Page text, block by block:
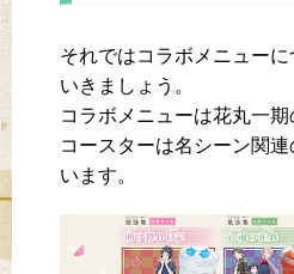
それではコラボメニュー
いきましょう。
コラボメニューは花丸一
コースターは名シーン関
います。